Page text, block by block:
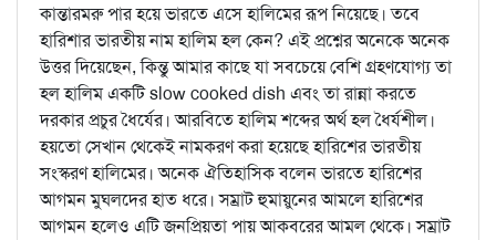
কান্তারমরু পার হয়ে ভারতে এসে হালিমের রূপ নিয়েছে। তবে
হারিশার ভারতীয় নাম হালিম হল কেন? এই প্রশ্নের অনেকে অনেক
উত্তর দিয়েছেন, কিন্তু আমার কাছে যা সবচেয়ে বেশি গ্রহণযোগ্য তা
হল হালিম একটি slow cooked dish এবং তা রান্না করতে
দরকার প্রচুর ধৈর্যের। আরবিতে হালিম শব্দের অর্থ হল ধৈর্যশীল।
হয়তো সেখান থেকেই নামকরণ করা হয়েছে হারিশের ভারতীয়
সংস্করণ হালিমের। অনেক ঐতিহাসিক বলেন ভারতে হারিশের
আগমন মুঘলদের হাত ধরে। সম্রাট হুমায়ুনের আমলে হারিশের
আগমন হলেও এটি জনপ্রিয়তা পায় আকবরের আমল থেকে। সম্রাট